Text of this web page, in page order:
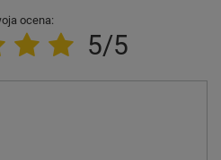
ocena:
5/5